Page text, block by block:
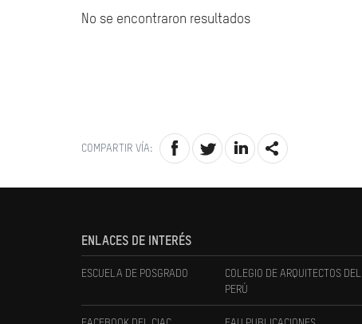
No se encontraron resultados
COMPARTIR VÍA:
ENLACES DE INTERÉS
ESCUELA DE POSGRADO
COLEGIO DE ARQUITECTOS DEL
PERÚ